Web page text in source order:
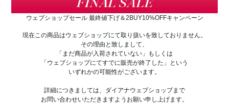
ウェブショップセール 最終値下げ＆2BUY10%OFFキャンペーン
現在この商品はウェブショップにて取り扱いを致しておりません。
その理由と致しまして、
「まだ商品が入荷されていない」もしくは
「ウェブショップにてすでに販売が終了した」という
いずれかの可能性がございます。
詳細につきましては、ダイアナウェブショップまで
お問い合わせいただきますようお願い申し上げます。